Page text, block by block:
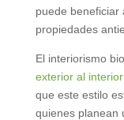
puede beneficiar
propiedades
El interiorismo
exterior al
que este estilo
quienes planean